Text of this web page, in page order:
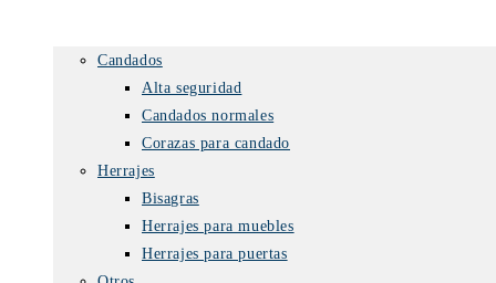
Candados
Alta seguridad
Candados normales
Corazas para candado
Herrajes
Bisagras
Herrajes para muebles
Herrajes para puertas